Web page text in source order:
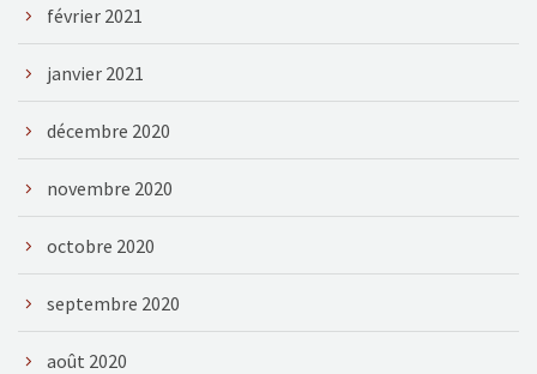
février 2021
janvier 2021
décembre 2020
novembre 2020
octobre 2020
septembre 2020
août 2020